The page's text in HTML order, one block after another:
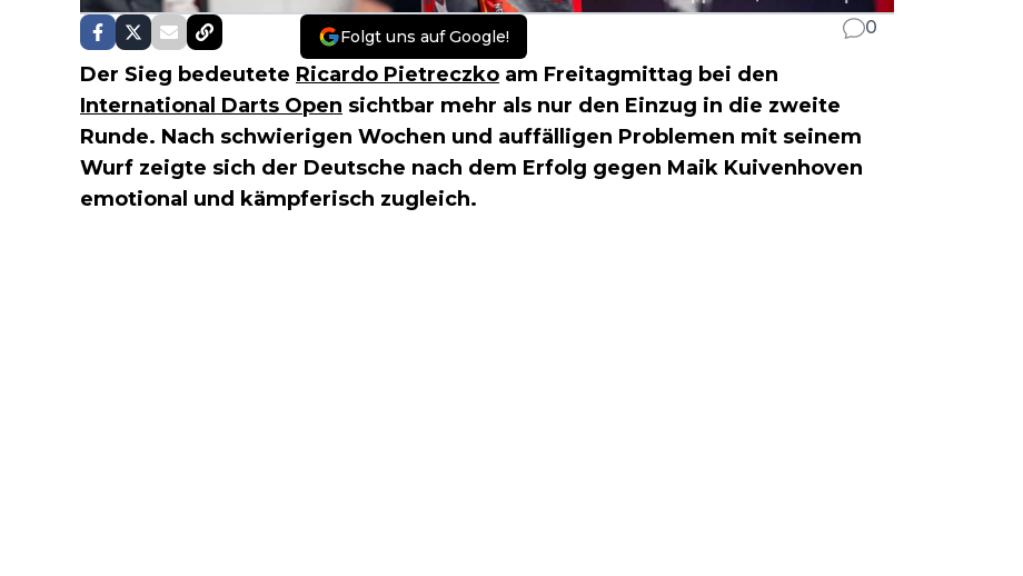
Folgt uns auf Google! 0
Der Sieg bedeutete Ricardo Pietreczko am Freitagmittag bei den
International Darts Open sichtbar mehr als nur den Einzug in die zweite
Runde. Nach schwierigen Wochen und auffälligen Problemen mit seinem
Wurf zeigte sich der Deutsche nach dem Erfolg gegen Maik Kuivenhoven
emotional und kämpferisch zugleich.